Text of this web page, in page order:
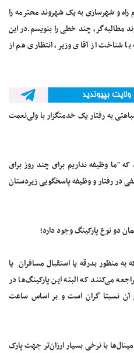
راه و شهرسازی به یک شهروند محترمه را
مطالبه‌گر، چند خطی را بنویسم.در این
شناخت از آقای وزیر، انتظاری هم از
به رفتار یک خدمتگزار با ولی‌نعمت
"ما وظیفه نداریم برای چند روز برای
در رفتار و وظیفه پاسخگویی زیردستان
منظور بدرقه یا استقبال مسافران یا
می‌کنند که البته این پارکینگ‌ها در
آن نسبتا گران است و بر اساس ساعت
با نرخی بسیار ارزان‌تر جهت پارک